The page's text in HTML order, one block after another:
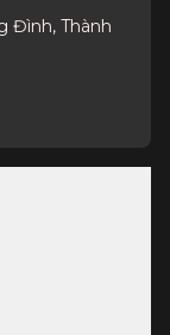
Đình, Thành